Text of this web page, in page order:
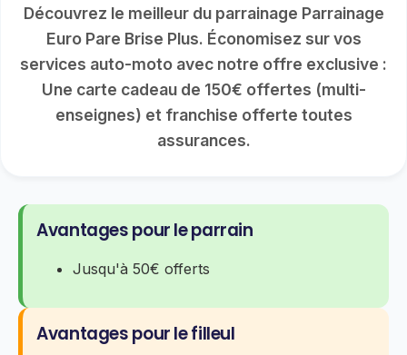
Découvrez le meilleur du parrainage Parrainage
Euro Pare Brise Plus. Économisez sur vos
services auto-moto avec notre offre exclusive :
Une carte cadeau de 150€ offertes (multi-
enseignes) et franchise offerte toutes
assurances.
Avantages pour le parrain
Jusqu'à 50€ offerts
Avantages pour le filleul